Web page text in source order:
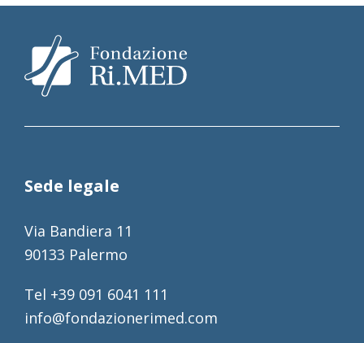
Sede legale
Via Bandiera 11
90133 Palermo
Tel +39 091 6041 111
info@fondazionerimed.com